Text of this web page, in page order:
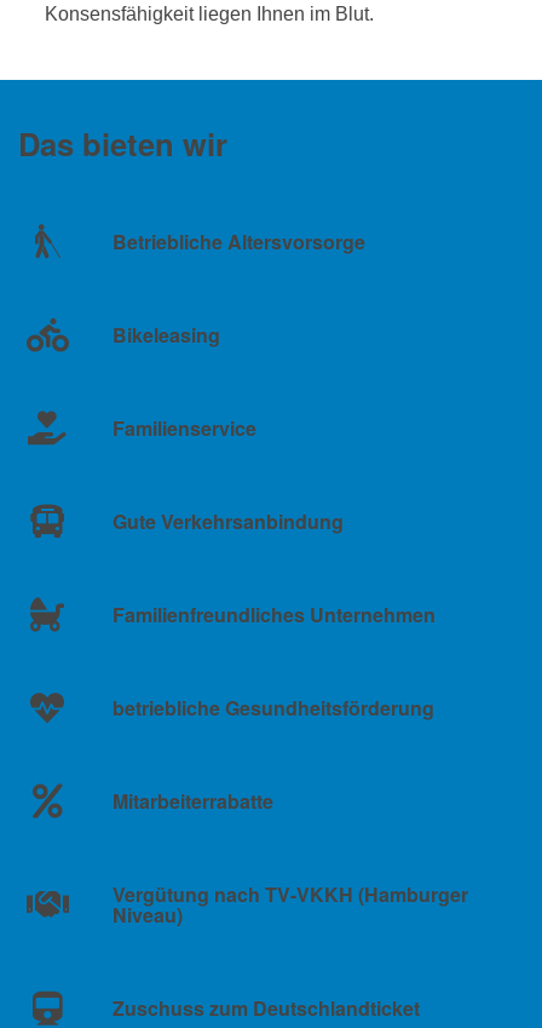
Konsensfähigkeit liegen Ihnen im Blut.
Das bieten wir
Betriebliche Altersvorsorge
Bikeleasing
Familienservice
Gute Verkehrsanbindung
Familienfreundliches Unternehmen
betriebliche Gesundheitsförderung
Mitarbeiterrabatte
Vergütung nach TV-VKKH (Hamburger
Niveau)
Zuschuss zum Deutschlandticket